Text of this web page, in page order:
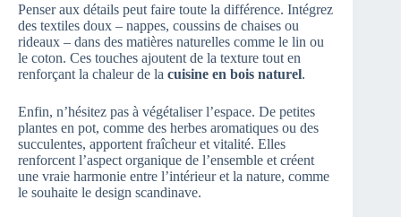
Penser aux détails peut faire toute la différence. Intégrez
des textiles doux – nappes, coussins de chaises ou
rideaux – dans des matières naturelles comme le lin ou
le coton. Ces touches ajoutent de la texture tout en
renforçant la chaleur de la cuisine en bois naturel.
Enfin, n’hésitez pas à végétaliser l’espace. De petites
plantes en pot, comme des herbes aromatiques ou des
succulentes, apportent fraîcheur et vitalité. Elles
renforcent l’aspect organique de l’ensemble et créent
une vraie harmonie entre l’intérieur et la nature, comme
le souhaite le design scandinave.